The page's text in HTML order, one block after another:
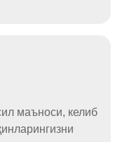
маъноси, келиб